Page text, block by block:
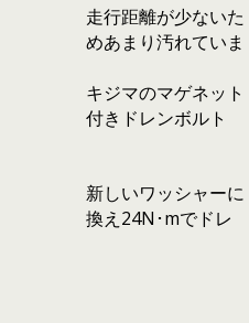
走行距離が少ないた
めあまり汚れていま
キジマのマゲネット
付きドレンボルト
新しいワッシャーに
換え24N･mでドレ